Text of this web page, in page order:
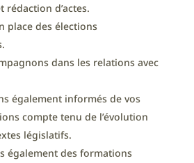
rédaction d’actes.
place des élections
dans les relations avec
également informés de vos
compte tenu de l’évolution
législatifs.
également des formations